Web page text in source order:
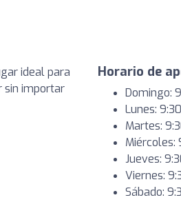
ideal para
sin importar
Horario de
Domingo:
Lunes:
Martes:
Miércoles:
Jueves:
Viernes:
Sábado: